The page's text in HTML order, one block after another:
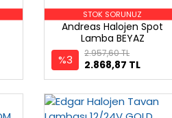
STOK SORUNUZ
Andreas Halojen Spot
Lamba BEYAZ
%3 2.868,87 TL
2.957,60 TL